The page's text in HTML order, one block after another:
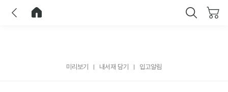
미리보기 내서재 담기 입고알림